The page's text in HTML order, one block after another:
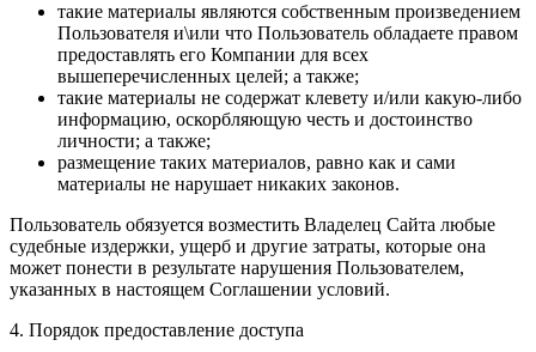
такие материалы являются собственным произведением
Пользователя и\или что Пользователь обладаете правом
предоставлять его Компании для всех
вышеперечисленных целей; а также;
такие материалы не содержат клевету и/или какую-либо
информацию, оскорбляющую честь и достоинство
личности; а также;
размещение таких материалов, равно как и сами
материалы не нарушает никаких законов.
Пользователь обязуется возместить Владелец Сайта любые
судебные издержки, ущерб и другие затраты, которые она
может понести в результате нарушения Пользователем,
указанных в настоящем Соглашении условий.
4. Порядок предоставление доступа